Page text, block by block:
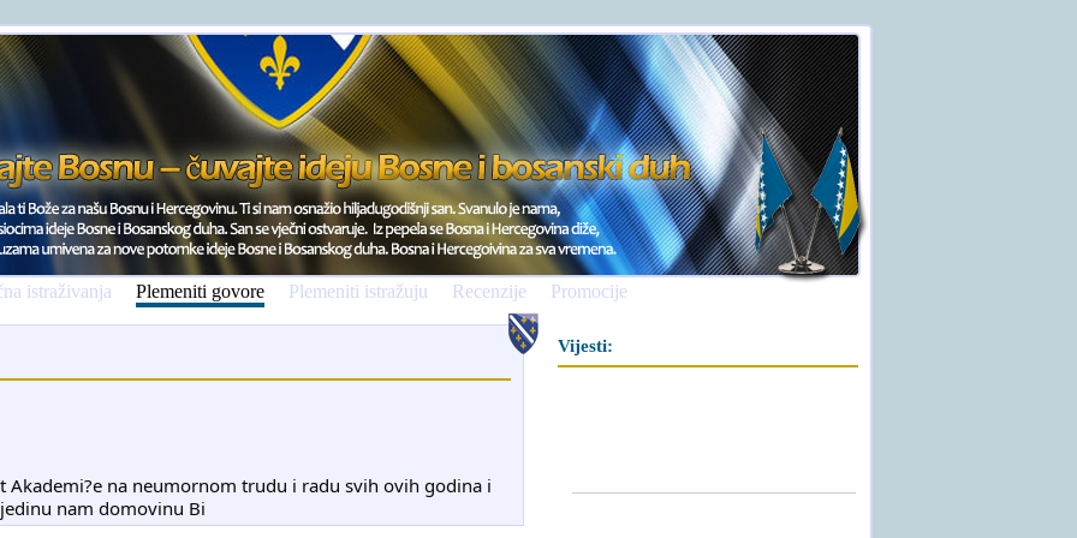
istraživanja Plemeniti govore Plemeniti istražuju Recenzije Promocije
Akademi?e na neumornom trudu i radu svih ovih godina i
nam domovinu Bi
Vijesti: